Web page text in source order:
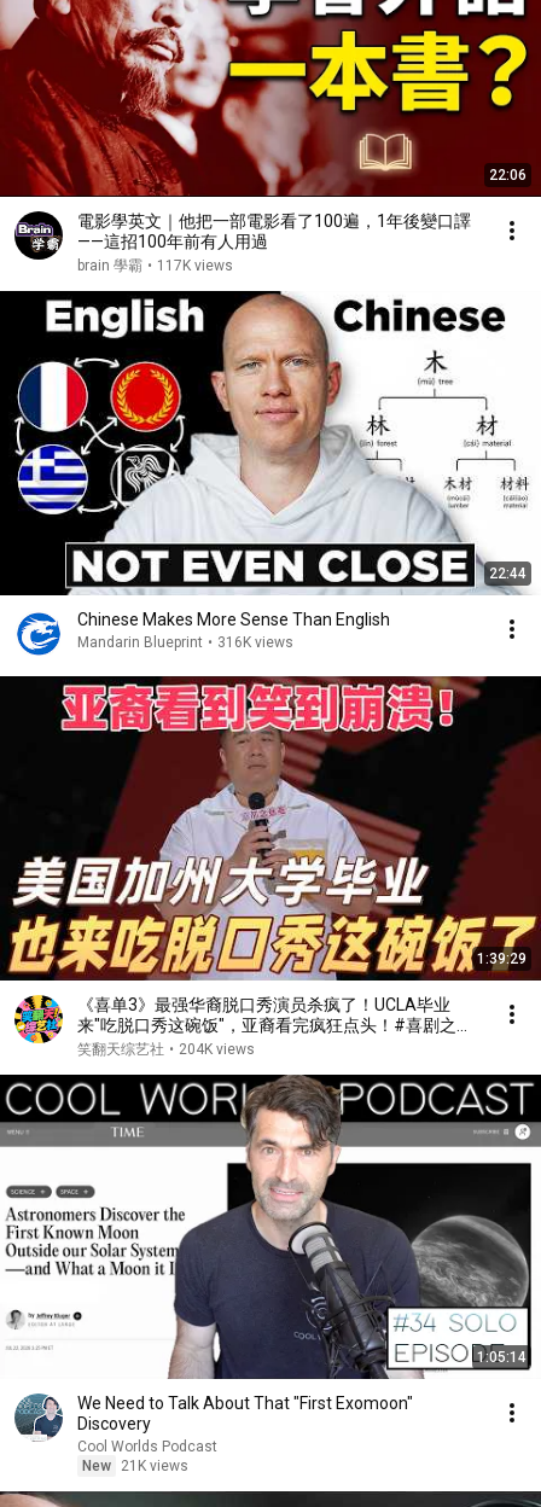
22:06
電影學英文｜他把一部電影看了100遍，1年後變口譯
——這招100年前有人用過
brain 學霸 • 117K views
22:44
Chinese Makes More Sense Than English
Mandarin Blueprint • 316K views
1:39:29
《喜单3》最强华裔脱口秀演员杀疯了！UCLA毕业
来"吃脱口秀这碗饭"，亚裔看完疯狂点头！#喜剧之王
单口季 #脱口秀 #搞笑 #喜剧 #funny #综艺
笑翻天综艺社 • 204K views
1:05:14
We Need to Talk About That "First Exomoon"
Discovery
Cool Worlds Podcast
New
21K views